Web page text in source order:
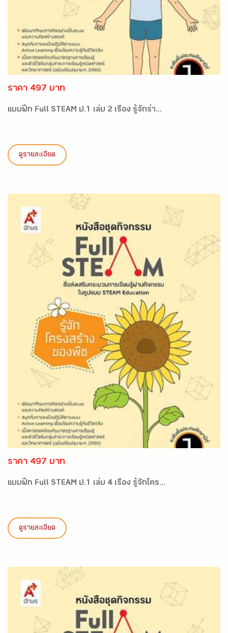
ราคา 497 บาท
แบบฝึก Full STEAM ป.1 เล่ม 2 เรื่อง รู้จักร่า...
ดูรายละเอียด
ราคา 497 บาท
แบบฝึก Full STEAM ป.1 เล่ม 4 เรื่อง รู้จักโคร...
ดูรายละเอียด